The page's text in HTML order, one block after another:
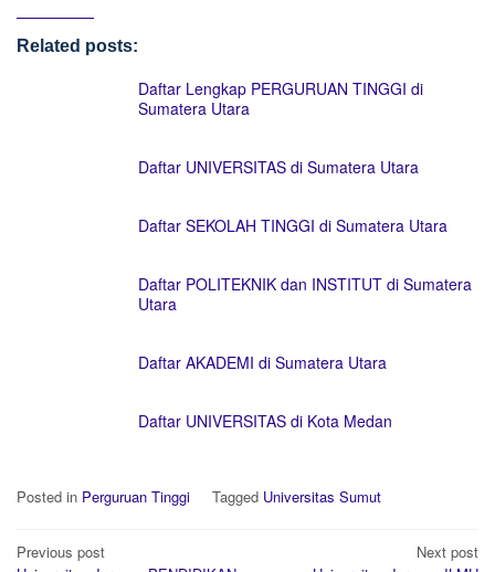
Related posts:
Daftar Lengkap PERGURUAN TINGGI di
Sumatera Utara
Daftar UNIVERSITAS di Sumatera Utara
Daftar SEKOLAH TINGGI di Sumatera Utara
Daftar POLITEKNIK dan INSTITUT di Sumatera
Utara
Daftar AKADEMI di Sumatera Utara
Daftar UNIVERSITAS di Kota Medan
Posted in Perguruan Tinggi Tagged Universitas Sumut
Post
Previous post
Next post